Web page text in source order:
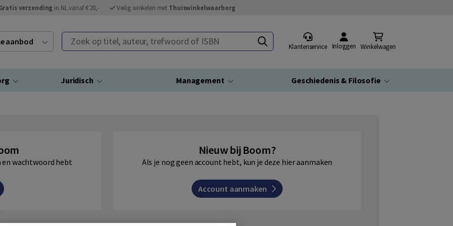
verzending in NL vanaf € 20,- Veilig winkelen met Thuiswinkelwaarborg
aanbod Zoek op titel, auteur, trefwoord of ISBN
Klantenservice Inloggen Winkelwagen
Juridisch Management Geschiedenis & Filosofie
en wachtwoord hebt
Nieuw bij Boom?
Als je nog geen account hebt, kun je deze hier aanmaken
Account aanmaken